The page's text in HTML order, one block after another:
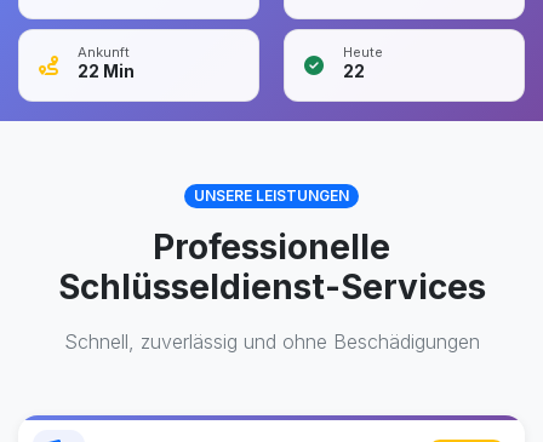
Ankunft
22 Min
Heute
22
UNSERE LEISTUNGEN
Professionelle
Schlüsseldienst-Services
Schnell, zuverlässig und ohne Beschädigungen